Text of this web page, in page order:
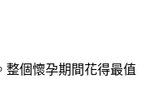
整個懷孕期間花得最值